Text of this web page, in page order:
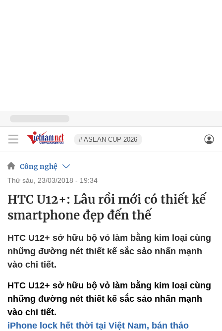
# ASEAN CUP 2026
Công nghệ
thứ sáu, 23/03/2018 - 19:34
HTC U12+: Lâu rồi mới có thiết kế
smartphone đẹp đến thế
HTC U12+ sở hữu bộ vỏ làm bằng kim loại cùng
những đường nét thiết kế sắc sảo nhấn mạnh
vào chi tiết.
HTC U12+ sở hữu bộ vỏ làm bằng kim loại cùng
những đường nét thiết kế sắc sảo nhấn mạnh
vào chi tiết.
iPhone lock hết thời tại Việt Nam, bán tháo